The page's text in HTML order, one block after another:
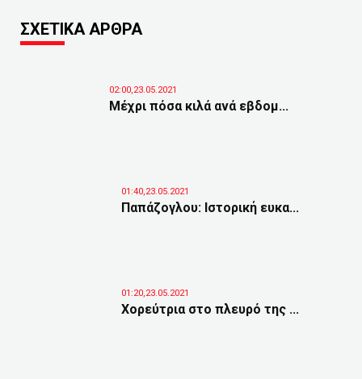
ΣΧΕΤΙΚΑ ΑΡΘΡΑ
02:00,23.05.2021
Μέχρι πόσα κιλά ανά εβδομ...
01:40,23.05.2021
Παπάζογλου: Ιστορική ευκα...
01:20,23.05.2021
Χορεύτρια στο πλευρό της ...